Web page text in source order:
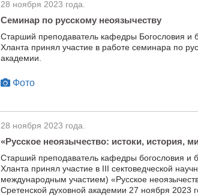
28 ноября 2023 года.
Семинар по русскому неоязычеству
Старший преподаватель кафедры Богословия и
Хланта принял участие в работе семинара по
академии.
Фото
28 ноября 2023 года.
«Русское неоязычество: истоки, история,
Старший преподаватель кафедры богословия и
Хланта принял участие в III сектоведческой
международным участием) «Русское
Сретенской духовной академии 27 ноября 2023